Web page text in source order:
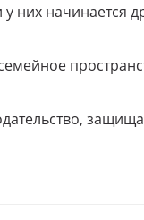
них начинается